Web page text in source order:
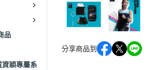
品
穎專屬系
分享商品到